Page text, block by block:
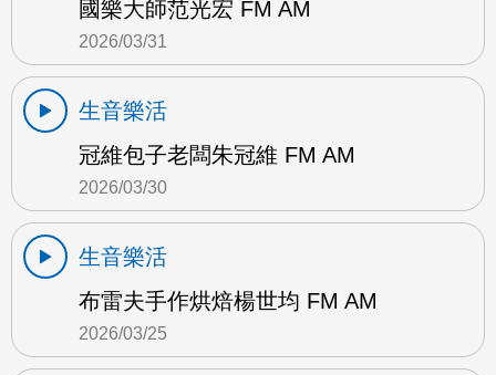
國樂大師范光宏 FM AM
2026/03/31
生音樂活
冠維包子老闆朱冠維 FM AM
2026/03/30
生音樂活
布雷夫手作烘焙楊世均 FM AM
2026/03/25